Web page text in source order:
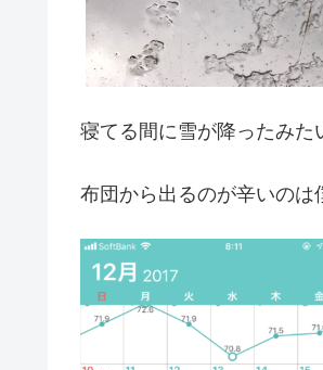
寝てる間に雪が降ったみた
布団から出るのが辛いのは